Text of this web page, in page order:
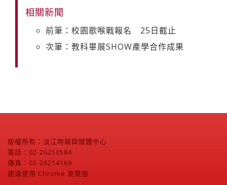
相關新聞
前筆：校園歌喉戰報名 25日截止
次筆：教科畢展SHOW產學合作成果
版權所有：淡江時報與媒體中心
電話：02-26250584
傳真：02-26214169
建議使用 Chrome 瀏覽器